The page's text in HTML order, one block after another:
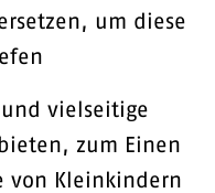
um diese
vielseitige
zum Einen
von Kleinkindern